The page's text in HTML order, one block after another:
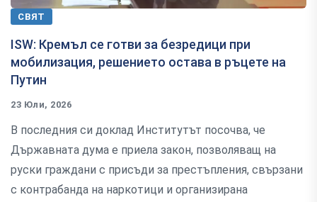
СВЯТ
ISW: Кремъл се готви за безредици при
мобилизация, решението остава в ръцете на
Путин
23 Юли, 2026
В последния си доклад Институтът посочва, че
Държавната дума е приела закон, позволяващ на
руски граждани с присъди за престъпления, свързани
с контрабанда на наркотици и организирана